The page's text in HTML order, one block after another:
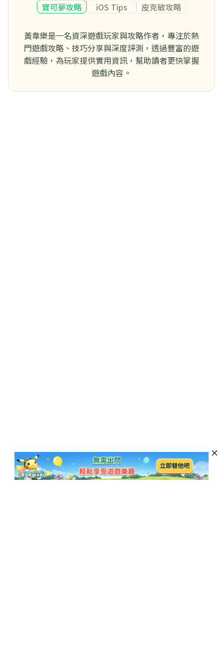
寶可夢攻略 iOS Tips 皮克敏攻略
黃韋樂是一名資深遊戲玩家與攻略作者，專注於熱
門遊戲攻略、技巧分享與深度評測，透過豐富的遊
戲經驗，為玩家提供實用資訊，幫助讀者更快掌握
遊戲內容。